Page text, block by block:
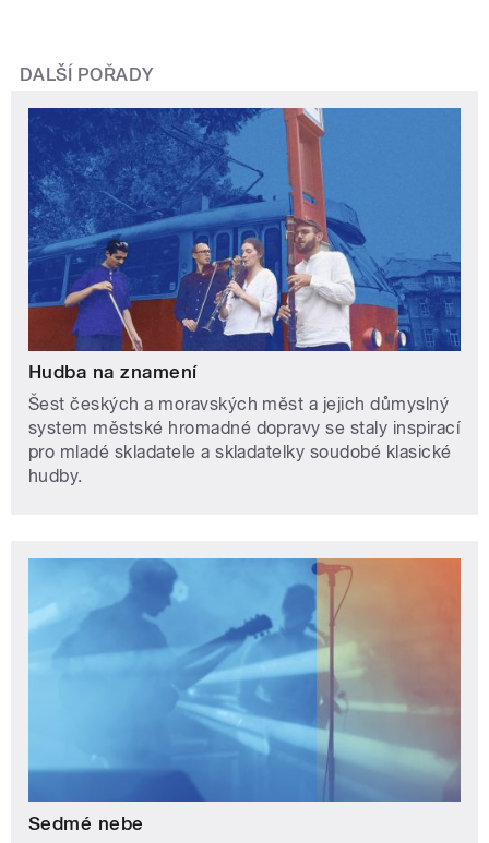
DALŠÍ POŘADY
Hudba na znamení
Šest českých a moravských měst a jejich důmyslný
system městské hromadné dopravy se staly inspirací
pro mladé skladatele a skladatelky soudobé klasické
hudby.
Sedmé nebe